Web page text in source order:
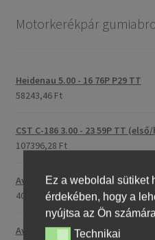
Motorkerékpár
Heidenau 5.00 - 16 76P P29 TT
58243,46 Ft
CST C-186 3.00 - 23 59P TT
107396,28 Ft
Avon Roadrider MKII 90/90 - 18
40791,20 Ft
Avon Roadrider MKII 110/80 - 18
Ez a weboldal sütiket
érdekében, hogy a
nyújtsa az Ön
TechnikaiTechnikai